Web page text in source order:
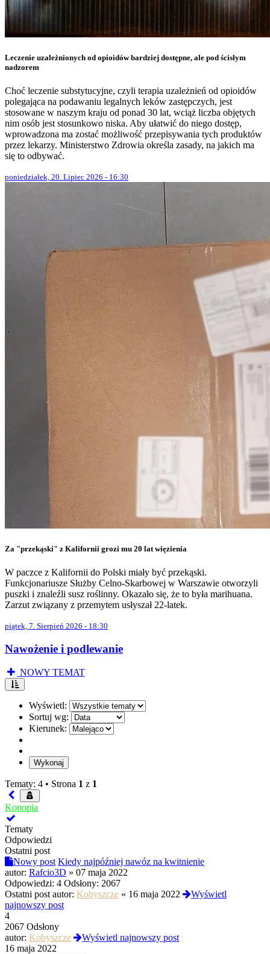
Leczenie uzależnionych od opioidów bardziej dostępne, ale pod ścisłym
nadzorem
Choć leczenie substytucyjne, czyli terapia uzależnień od opioidów
polegająca na podawaniu legalnych leków zastępczych, jest
stosowane w naszym kraju od ponad 30 lat, wciąż liczba objętych
nim osób jest stosunkowo niska. Aby ułatwić do niego dostęp,
wprowadzona ma zostać możliwość przepisywania tych produktów
przez lekarzy. Ministerstwo Zdrowia określa zasady, na jakich ma
się to odbywać.
poniedziałek, 20. Lipiec 2026 - 16:30
Za "przekąski" z Kalifornii grozi mu 20 lat więzienia
W paczce z Kalifornii do Polski miały być przekąski.
Funkcjonariusze Służby Celno-Skarbowej w Warszawie otworzyli
puszki i znaleźli susz roślinny. Okazało się, że to była marihuana.
Zarzut związany z przemytem usłyszał 22-latek.
piątek, 7. Sierpień 2026 - 18:30
Nawożenie i podlewanie
NOWY TEMAT
Wyświetl:
Sortuj wg:
Kierunek:
Tematy: 4 • Strona 1 z 1
Konopia
Tematy
Odpowiedzi
Ostatni post
Nowy post Kiedy najpóźniej nawóz na kwitnienie
autor: Rafcio3D » 07 maja 2022
Odpowiedzi: 4 Odsłony: 2067
Ostatni post autor: Kobyszcze « 16 maja 2022
Wyświetl
najnowszy post
4
2067 Odsłony
autor: Kobyszcze
Wyświetl najnowszy post
16 maja 2022